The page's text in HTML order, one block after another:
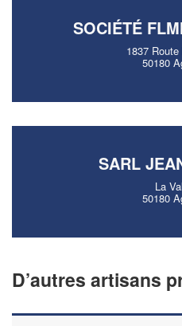
SOCIÉTÉ
1837
50180
SARL
La
50180
D’autres artisans